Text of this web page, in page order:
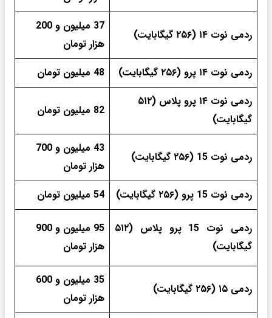
ردمی نوت ۱۴ (۲۵۶ گیگابایت)
37 میلیون و 200
هزار تومان
ردمی نوت ۱۴ پرو (۲۵۶ گیگابایت)
48 میلیون تومان
ردمی نوت ۱۴ پرو پلاس (۵۱۲
گیگابایت)
82 میلیون تومان
ردمی نوت 15 (۲۵۶ گیگابایت)
43 میلیون و 700
هزار تومان
ردمی نوت 15 پرو (۲۵۶ گیگابایت)
54 میلیون تومان
ردمی نوت 15 پرو پلاس (۵۱۲
گیگابایت)
95 میلیون و 900
هزار تومان
ردمی ۱۵ (۲۵۶ گیگابایت)
35 میلیون و 600
هزار تومان